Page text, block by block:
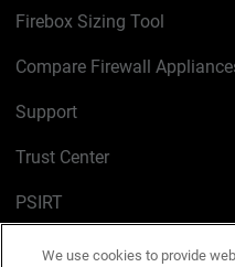
Firebox Sizing Tool
Compare Firewall
Support
Trust Center
PSIRT
Cookie Policy
We use cookies to provide